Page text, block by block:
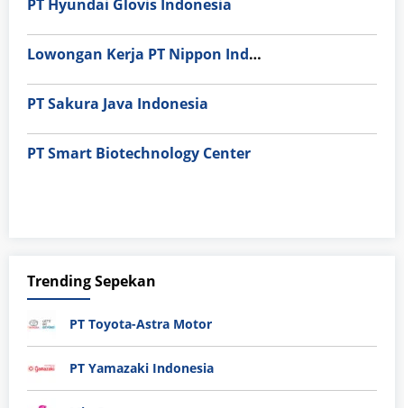
PT Hyundai Glovis Indonesia
Lowongan Kerja PT Nippon Indosari Corpindo Tbk. Bulan Agustus 2026
PT Sakura Java Indonesia
PT Smart Biotechnology Center
Trending Sepekan
PT Toyota-Astra Motor
PT Yamazaki Indonesia